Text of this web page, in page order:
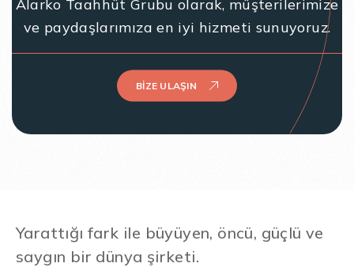
Alarko Taahhüt Grubu olarak, müşterilerimize
ve paydaşlarımıza en iyi hizmeti sunuyoruz.
BIZE ULAŞIN
Yarattığı fark ile büyüyen, öncü, güçlü ve
saygın bir dünya şirketi.